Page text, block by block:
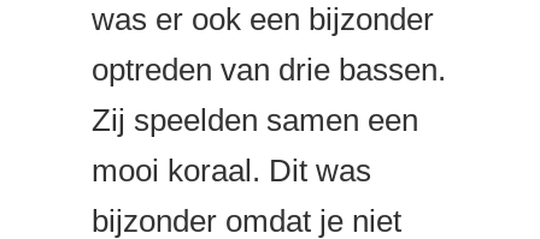
was er ook een bijzonder
optreden van drie bassen.
Zij speelden samen een
mooi koraal. Dit was
bijzonder omdat je niet